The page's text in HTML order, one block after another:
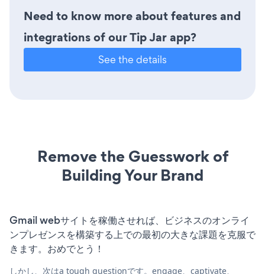
Need to know more about features and
integrations of our Tip Jar app?
See the details
Remove the Guesswork of
Building Your Brand
Gmail webサイトを稼働させれば、ビジネスのオンライ
ンプレゼンスを構築する上での最初の大きな課題を克服で
きます。おめでとう！
しかし、次はa tough questionです。engage、captivate、